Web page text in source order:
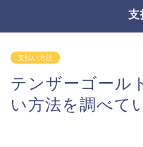
支
支払い方法
テンザーゴール
い方法を調べて